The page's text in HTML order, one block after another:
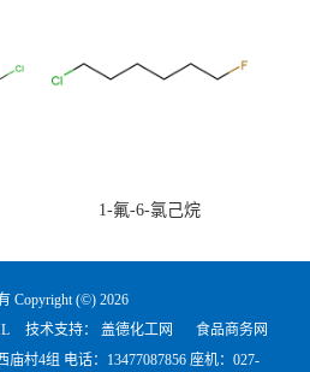
1-氟-6-氯己烷
Copyright (©) 2026
技术支持： 盖德化工网
食品商务网
村4组 电话： 13477087856 座机：027-